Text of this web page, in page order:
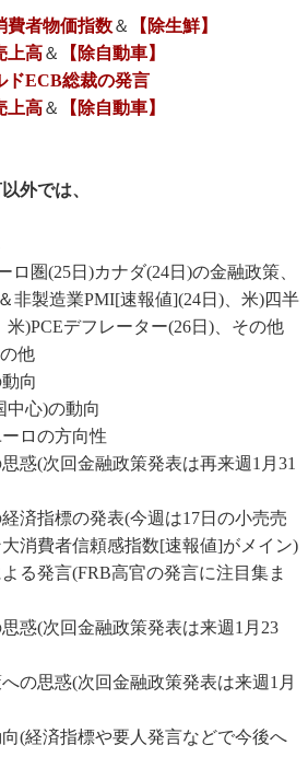
費者物価指数＆
【除生鮮】
上高＆
【除自動車】
ドECB総裁の発言
上高＆
【除自動車】
外では、
圏(25日)カナダ(24日)の金融政策、
非製造業PMI[速報値](24日)、米)四半
米)PCEデフレーター(26日)、その他
他
向
中心)の動向
ロの方向性
惑(次回金融政策発表は再来週1月31
済指標の発表(今週は17日の小売売
消費者信頼感指数[速報値]がメイン)
る発言(FRB高官の発言に注目集ま
惑(次回金融政策発表は来週1月23
の思惑(次回金融政策発表は来週1月
(経済指標や要人発言などで今後へ